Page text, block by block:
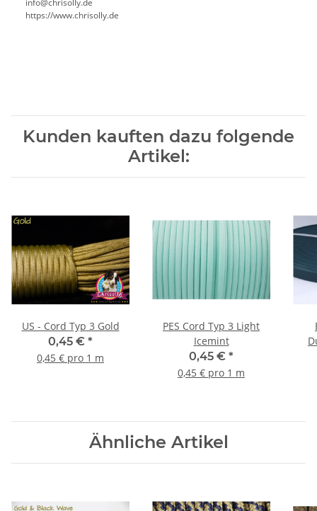
info@chrisolly.de
https://www.chrisolly.de
Kunden kauften dazu folgende
Artikel:
US - Cord Typ 3 Gold
0,45 € *
0,45 € pro 1 m
PES Cord Typ 3 Light
Icemint
0,45 € *
0,45 € pro 1 m
Ähnliche Artikel